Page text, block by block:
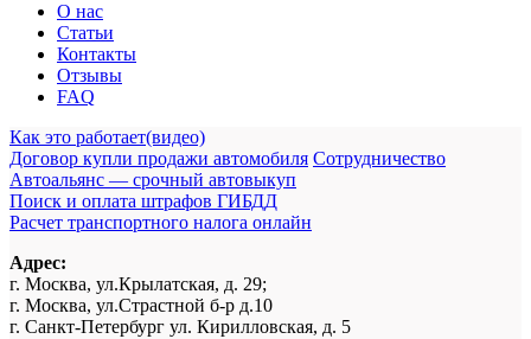
О нас
Статьи
Контакты
Отзывы
FAQ
Как это работает(видео)
Договор купли продажи автомобиля Сотрудничество
Автоальянс — срочный автовыкуп
Поиск и оплата штрафов ГИБДД
Расчет транспортного налога онлайн
Адрес:
г. Москва, ул.Крылатская, д. 29;
г. Москва, ул.Страстной б-р д.10
г. Санкт-Петербург ул. Кирилловская, д. 5